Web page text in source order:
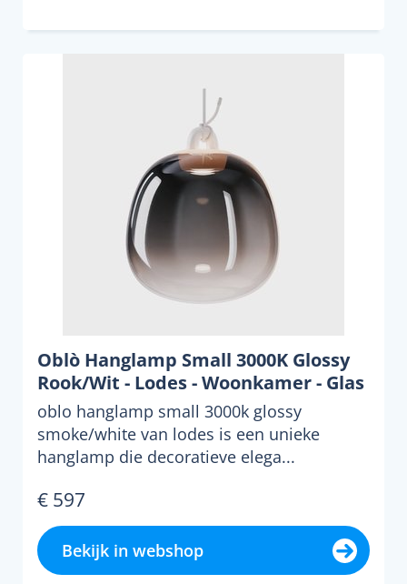
Oblò Hanglamp Small 3000K Glossy
Rook/Wit - Lodes - Woonkamer - Glas
oblo hanglamp small 3000k glossy
smoke/white van lodes is een unieke
hanglamp die decoratieve elega...
€ 597
Bekijk in webshop